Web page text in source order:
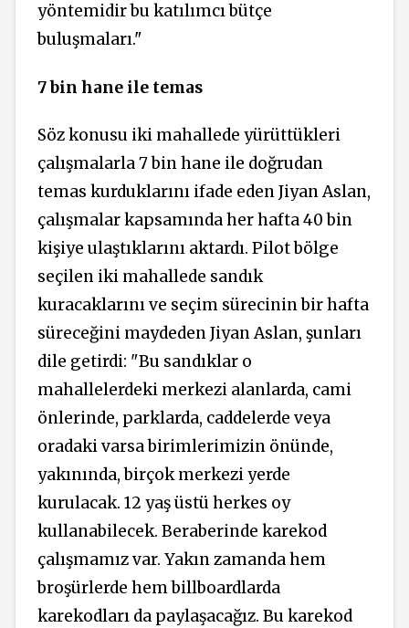
yöntemidir bu katılımcı bütçe
buluşmaları."
7 bin hane ile temas
Söz konusu iki mahallede yürüttükleri
çalışmalarla 7 bin hane ile doğrudan
temas kurduklarını ifade eden Jiyan Aslan,
çalışmalar kapsamında her hafta 40 bin
kişiye ulaştıklarını aktardı. Pilot bölge
seçilen iki mahallede sandık
kuracaklarını ve seçim sürecinin bir hafta
süreceğini maydeden Jiyan Aslan, şunları
dile getirdi: "Bu sandıklar o
mahallelerdeki merkezi alanlarda, cami
önlerinde, parklarda, caddelerde veya
oradaki varsa birimlerimizin önünde,
yakınında, birçok merkezi yerde
kurulacak. 12 yaş üstü herkes oy
kullanabilecek. Beraberinde karekod
çalışmamız var. Yakın zamanda hem
broşürlerde hem billboardlarda
karekodları da paylaşacağız. Bu karekod